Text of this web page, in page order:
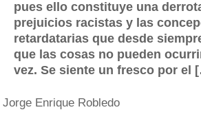
pues ello constituye una
prejuicios racistas y las
retardatarias que desde
que las cosas no pueden
vez. Se siente un fresco por el
Jorge Enrique Robledo